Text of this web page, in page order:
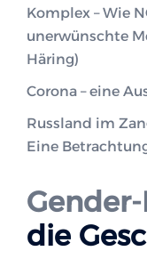
Komplex – Wie
unerwünschte
Häring)
Corona – eine
Russland im
Eine
die